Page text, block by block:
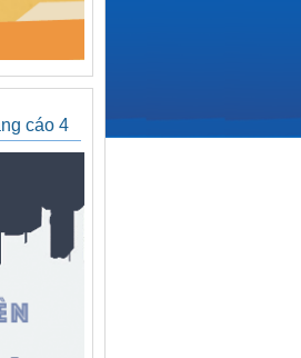
cáo 4